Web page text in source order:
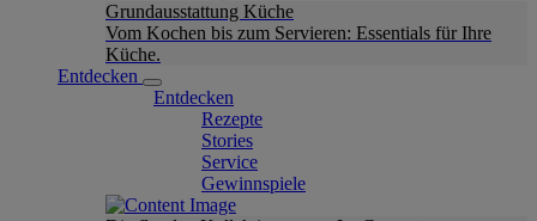
Grundausstattung Küche
Vom Kochen bis zum Servieren: Essentials für Ihre
Küche.
Entdecken
Entdecken
Rezepte
Stories
Service
Gewinnspiele